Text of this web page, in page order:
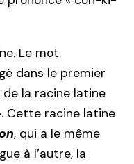
Le mot
dans le premier
la racine latine
Cette racine latine
, qui a le même
à l’autre, la